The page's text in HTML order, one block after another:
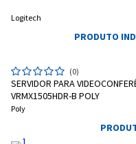
Logitech
PRODUTO
(0)
SERVIDOR PARA
VRMX1505HDR-B POLY
Poly